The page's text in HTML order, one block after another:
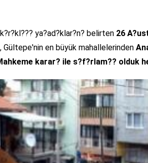
ya?ad?klar?n? belirten 26
Gültepe'nin en büyük mahallelerinden
karar? ile s?f?rlam?? olduk